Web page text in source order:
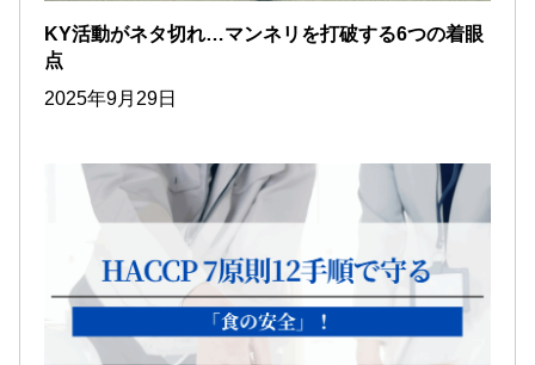
KY活動がネタ切れ…マンネリを打破する6つの着眼
点
2025年9月29日